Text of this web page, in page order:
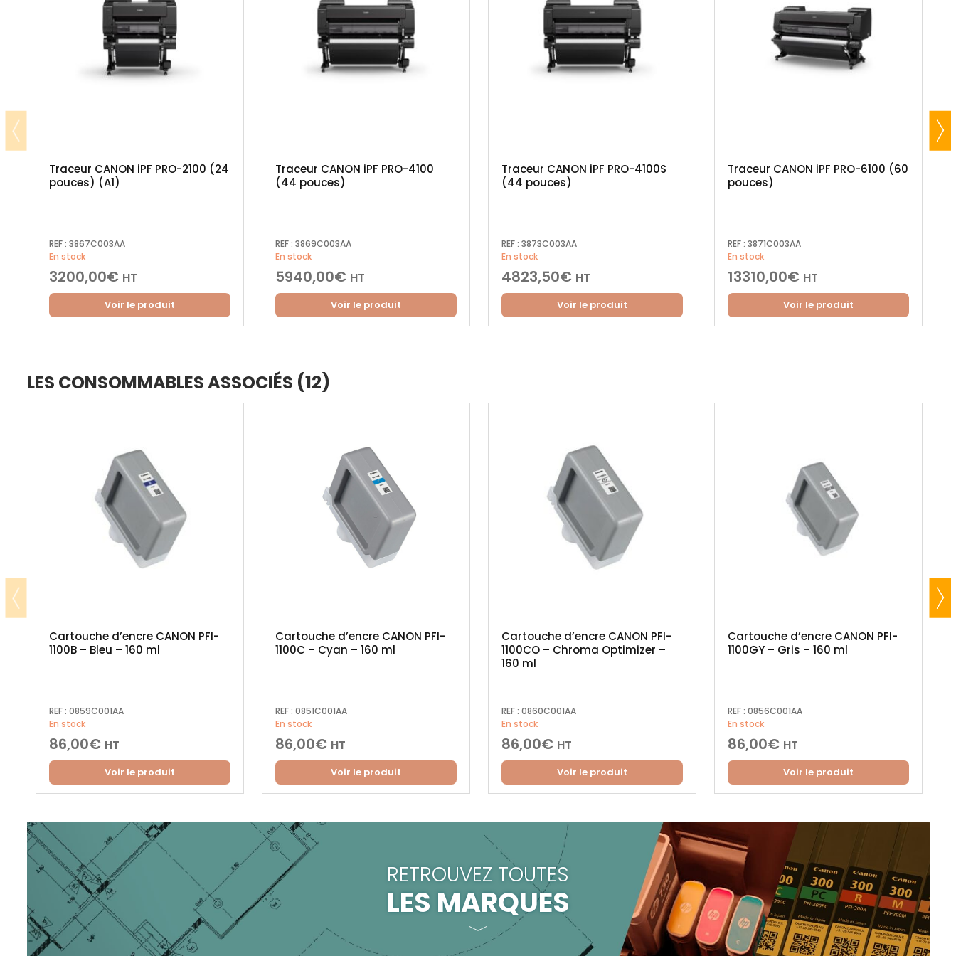
Traceur CANON iPF PRO-2100 (24
pouces) (A1)
REF : 3867C003AA
En stock
3200,00€ HT
Voir le produit
Traceur CANON iPF PRO-4100
(44 pouces)
REF : 3869C003AA
En stock
5940,00€ HT
Voir le produit
Traceur CANON iPF PRO-4100S
(44 pouces)
REF : 3873C003AA
En stock
4823,50€ HT
Voir le produit
Traceur CANON iPF PRO-6100 (60
pouces)
REF : 3871C003AA
En stock
13310,00€ HT
Voir le produit
LES CONSOMMABLES ASSOCIÉS (12)
Cartouche d’encre CANON PFI-
1100B – Bleu – 160 ml
REF : 0859C001AA
En stock
86,00€ HT
Voir le produit
Cartouche d’encre CANON PFI-
1100C – Cyan – 160 ml
REF : 0851C001AA
En stock
86,00€ HT
Voir le produit
Cartouche d’encre CANON PFI-
1100CO – Chroma Optimizer –
160 ml
REF : 0860C001AA
En stock
86,00€ HT
Voir le produit
Cartouche d’encre CANON PFI-
1100GY – Gris – 160 ml
REF : 0856C001AA
En stock
86,00€ HT
Voir le produit
RETROUVEZ TOUTES
LES MARQUES